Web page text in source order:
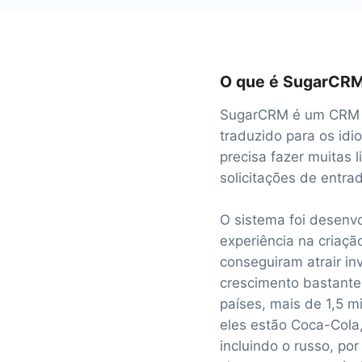
O que é
SugarCRM é um
traduzido para os
precisa fazer muitas
solicitações de
O sistema foi
experiência na
conseguiram atrair
crescimento
países, mais de 1,5
eles estão Coca-
incluindo o russo,